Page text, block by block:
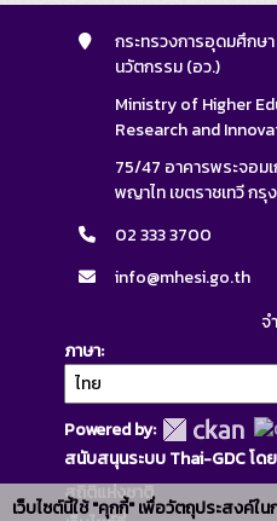
กระทรวงการอุดมศึกษ
นวัตกรรม (อว.)
Ministry of Higher
Research and
75/47 อาคารพระจอม
พญาไท เขตราชเทวี กรุ
02 333 3700
info@mhesi.go.th
จ
ภาษา
Powered by:
สนับสนุนระบบ Thai-GDC โด
สถิติแห่งชาติ
เว็บไซต์นี้ใช้ "คุกกี้" เพื่อวัตถุประสงค์ใ